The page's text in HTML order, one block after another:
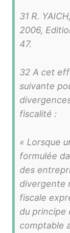
31 R.
2006,
47.
32 A cet
suivante
fiscalité :
« Lorsque
formulée
des
divergente
fiscale
du principe
comptable